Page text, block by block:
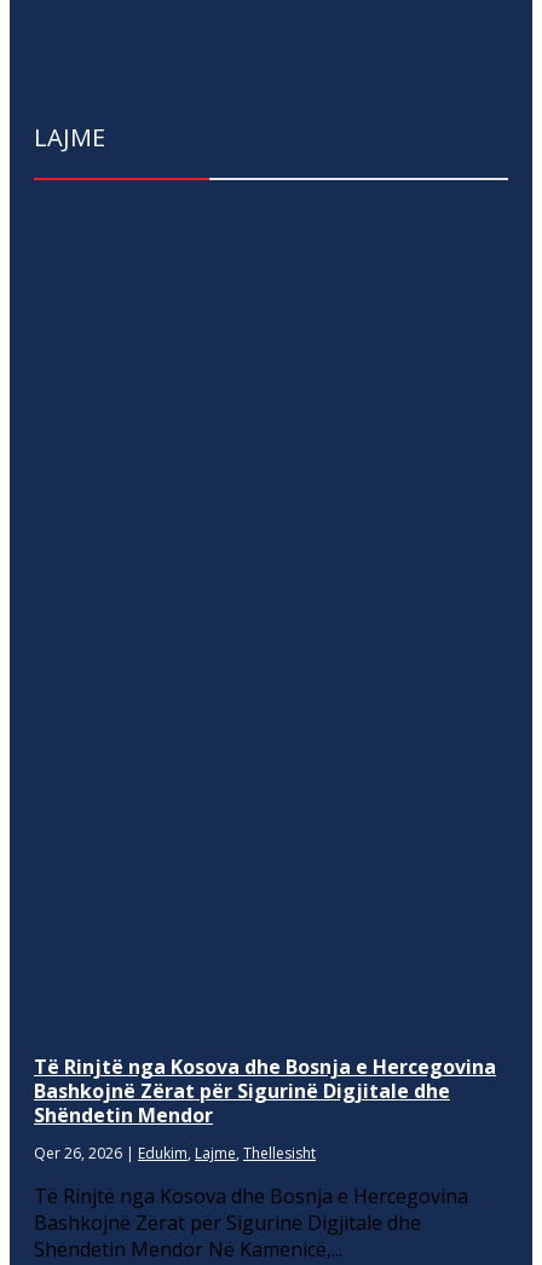
LAJME
Të Rinjtë nga Kosova dhe Bosnja e Hercegovina
Bashkojnë Zërat për Sigurinë Digjitale dhe
Shëndetin Mendor
Qer 26, 2026 | Edukim, Lajme, Thellesisht
Të Rinjtë nga Kosova dhe Bosnja e Hercegovina
Bashkojnë Zërat për Sigurinë Digjitale dhe
Shëndetin Mendor Në Kamenicë,...